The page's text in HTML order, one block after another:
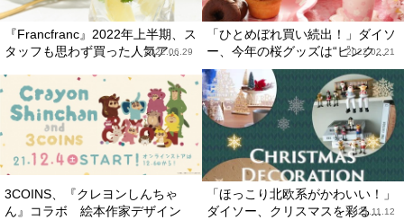
『Francfranc』2022年上半期、ス
タッフも思わず買った人気ア...
2022.06.29
「ひとめぼれ買い続出！」ダイソ
ー、今年の桜グッズは“ピンク...
2022.02.21
3COINS、『クレヨンしんちゃ
ん』コラボ 絵本作家デザイン
「ほっこり北欧系がかわいい！」
ダイソー、クリスマスを彩る...
2021.11.12